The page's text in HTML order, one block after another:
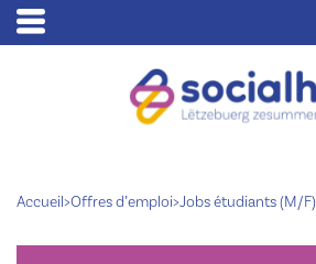
Accueil>Offres d’emploi>Jobs étudiants (M/F)